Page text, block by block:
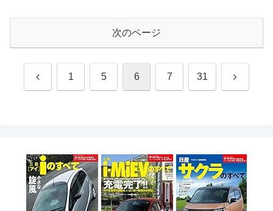
次のページ
前 1 5 6 7 31 次